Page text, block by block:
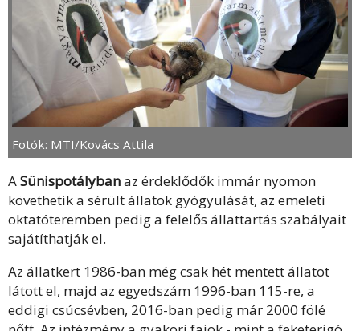
Fotók: MTI/Kovács Attila
ASünispotálybanaz érdeklődők immár nyomon
követhetik a sérült állatok gyógyulását, az emeleti
oktatóteremben pedig a felelős állattartás szabályait
sajátíthatják el.
Az állatkert 1986-ban még csak hét mentett állatot
látott el, majd az egyedszám 1996-ban 115-re, a
eddigi csúcsévben, 2016-ban pedig már 2000 fölé